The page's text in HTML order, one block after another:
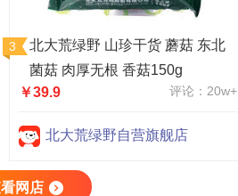
北大荒绿野 山珍干货 蘑菇 东北
菌菇 肉厚无根 香菇150g
￥39.9
评论：20w+
北大荒绿野自营旗舰店
网店